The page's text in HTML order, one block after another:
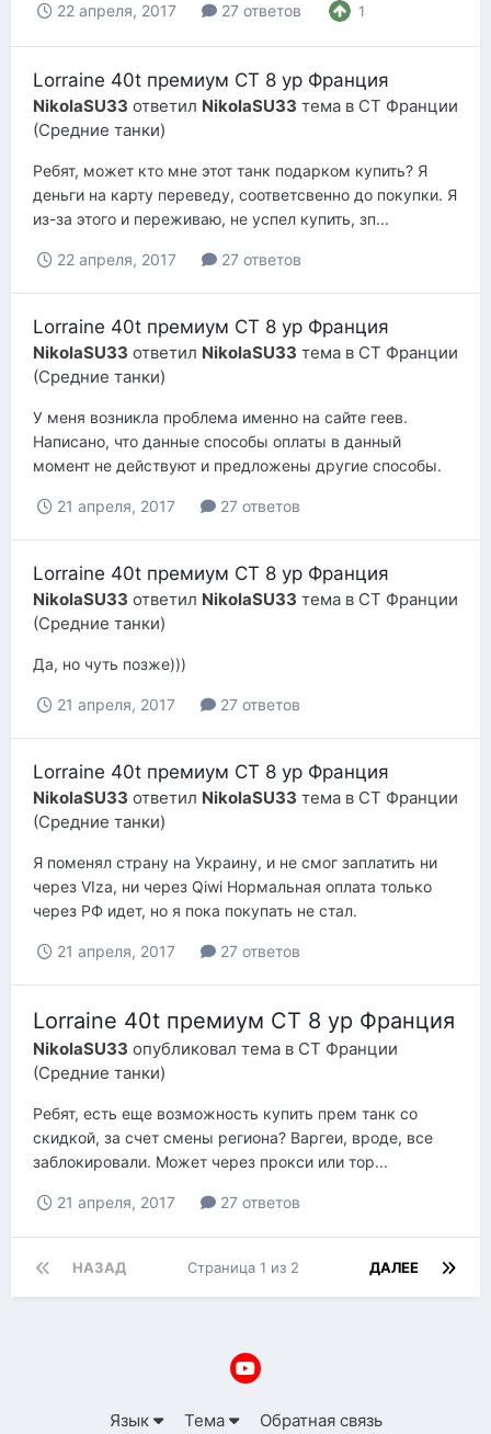
22 апреля, 2017 27 ответов 1
Lorraine 40t премиум СТ 8 ур Франция
NikolaSU33 ответил NikolaSU33 тема в СТ Франции
(Средние танки)
Ребят, может кто мне этот танк подарком купить? Я
деньги на карту переведу, соответсвенно до покупки. Я
из-за этого и переживаю, не успел купить, зп...
22 апреля, 2017 27 ответов
Lorraine 40t премиум СТ 8 ур Франция
NikolaSU33 ответил NikolaSU33 тема в СТ Франции
(Средние танки)
У меня возникла проблема именно на сайте геев.
Написано, что данные способы оплаты в данный
момент не действуют и предложены другие способы.
21 апреля, 2017 27 ответов
Lorraine 40t премиум СТ 8 ур Франция
NikolaSU33 ответил NikolaSU33 тема в СТ Франции
(Средние танки)
Да, но чуть позже)))
21 апреля, 2017 27 ответов
Lorraine 40t премиум СТ 8 ур Франция
NikolaSU33 ответил NikolaSU33 тема в СТ Франции
(Средние танки)
Я поменял страну на Украину, и не смог заплатить ни
через VIza, ни через Qiwi Нормальная оплата только
через РФ идет, но я пока покупать не стал.
21 апреля, 2017 27 ответов
Lorraine 40t премиум СТ 8 ур Франция
NikolaSU33 опубликовал тема в СТ Франции
(Средние танки)
Ребят, есть еще возможность купить прем танк со
скидкой, за счет смены региона? Варгеи, вроде, все
заблокировали. Может через прокси или тор...
21 апреля, 2017 27 ответов
НАЗАД ДАЛЕЕ
Страница 1 из 2
Язык Тема Обратная связь